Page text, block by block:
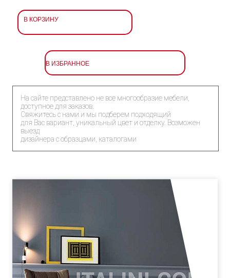
В КОРЗИНУ
В ИЗБРАННОЕ
На сайте представлено не все многообразие мебели,
доступное для заказов.
Свяжитесь с нами и мы подберем подходящий
для Вас вариант, уникальный цвет и отделку. Возможен
выезд
дизайнера с образцами, каталогами